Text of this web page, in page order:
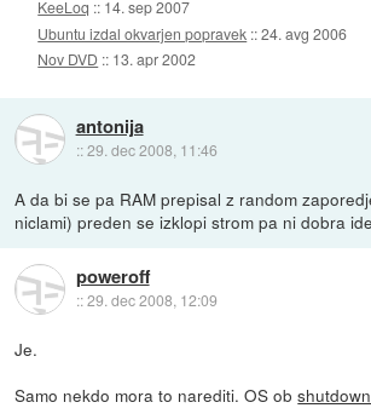
KeeLoq :: 14. sep 2007
Ubuntu izdal okvarjen popravek ::24. avg 2006
Nov DVD :: 13. apr 2002
antonija
::29. dec 2008, 11:46
A da bi se pa RAM prepisal z random
niclami) preden se izklopi strom pa ni dobra
poweroff
::29. dec 2008, 12:09
Je.
Samo nekdo mora to narediti. OS ob